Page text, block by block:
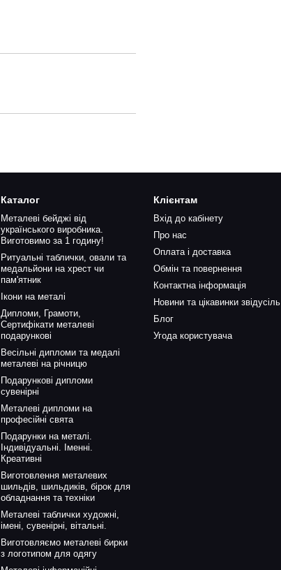
Каталог
Металеві бейджі від
українського виробника.
Виготовимо за 1 годину!
Ритуальні таблички, овали та
медальйони на хрест чи
пам'ятник
Ікони на металі
Дипломи, Грамоти,
Сертифікати металеві
подарункові
Весільні дипломи та медалі
металеві на річницю
Подарункові дипломи
сувенірні
Металеві дипломи на
професійні свята
Подарунки на металі.
Індивідуальні. Іменні.
Креативні
Виготовлення металевих
шильдів, шильдиків, бірок для
обладнання та техніки
Металеві таблички художні,
імені, сувенірні, вітальні.
Виготовляємо металеві бирки
з логотипом для одягу
Клієнтам
Вхід до кабінету
Про нас
Оплата і доставка
Обмін та повернення
Контактна інформація
Новини та цікавинки звідусіль
Блог
Угода користувача